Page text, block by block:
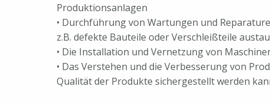
Produktionsanlagen
• Durchführung von Wartungen und
z.B. defekte Bauteile oder Verschleißteile
• Die Installation und Vernetzung von
• Das Verstehen und die Verbesserung von
Qualität der Produkte sichergestellt werden